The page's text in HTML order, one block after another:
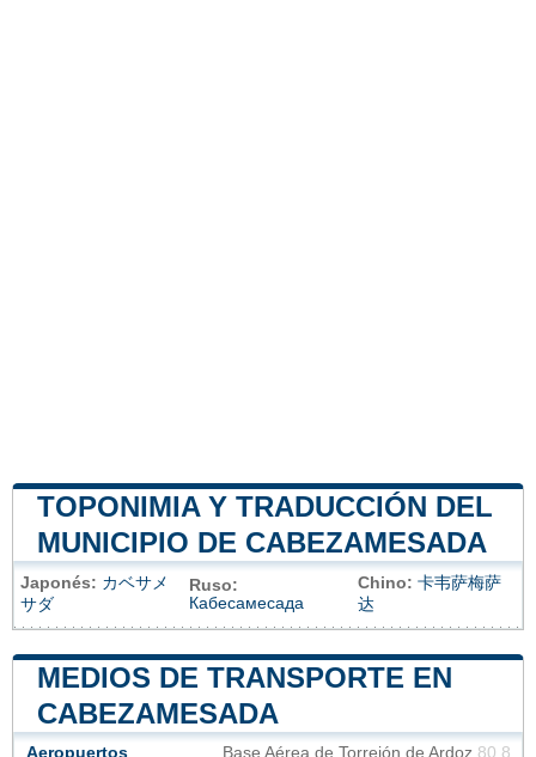
TOPONIMIA Y TRADUCCIÓN DEL
MUNICIPIO DE CABEZAMESADA
Japonés: カベサメ
サダ
Ruso:
Кабесамесада
Chino: 卡韦萨梅萨
达
MEDIOS DE TRANSPORTE EN
CABEZAMESADA
Aeropuertos Base Aérea de Torrejón de Ardoz 80.8